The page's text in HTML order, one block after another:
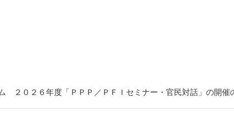
２０２６年度「ＰＰＰ／ＰＦＩセミナー・官民対話」の開催